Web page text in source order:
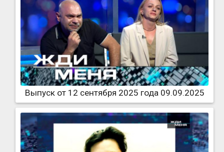
Выпуск от 12 сентября 2025 года 09.09.2025